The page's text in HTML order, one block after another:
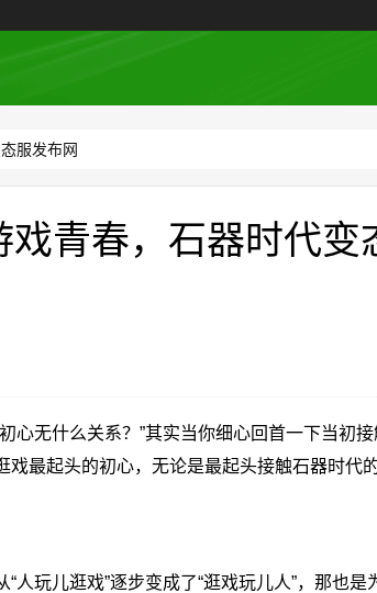
服发布网
青春，石器时代变
无什么关系？”其实当你细心回首一下当初
最起头的初心，无论是最起头接触石器时代
玩儿逛戏”逐步变成了“逛戏玩儿人”，那也是